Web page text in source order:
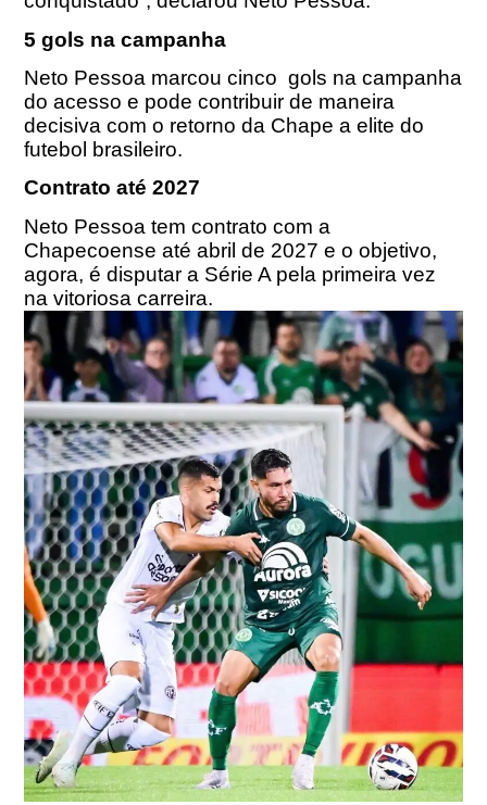
5 gols na campanha
Neto Pessoa marcou cinco gols na campanha
do acesso e pode contribuir de maneira
decisiva com o retorno da Chape a elite do
futebol brasileiro.
Contrato até 2027
Neto Pessoa tem contrato com a
Chapecoense até abril de 2027 e o objetivo,
agora, é disputar a Série A pela primeira vez
na vitoriosa carreira.